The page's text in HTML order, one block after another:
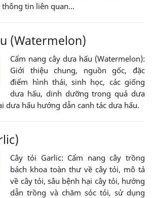
thông tin liên quan...
(Watermelon)
Cẩm nang cây dưa hấu (Watermelon):
Giới thiệu chung, nguồn gốc, đặc
điểm hình thái, sinh học, các giống
dưa hấu, dinh dưỡng trong quả dưa
dưa hấu hướng dẫn canh tác dưa hấu.
Cây tỏi Garlic: Cẩm nang cây trồng
bách khoa toàn thư về cây tỏi, mô tả
về cây tỏi, sâu bệnh hại cây tỏi, hướng
dẫn trồng và chăm sóc tỏi, sử dụng